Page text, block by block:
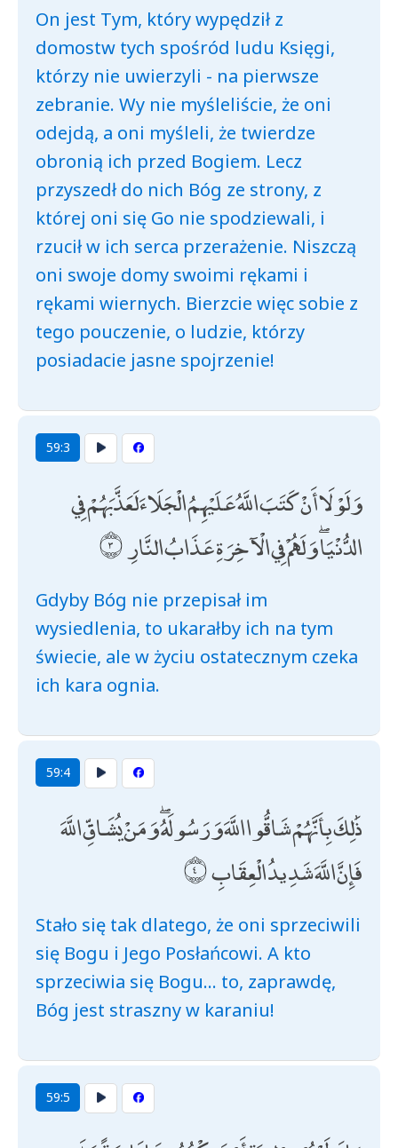
On jest Tym, który wypędził z
domostw tych spośród ludu Księgi,
którzy nie uwierzyli - na pierwsze
zebranie. Wy nie myśleliście, że oni
odejdą, a oni myśleli, że twierdze
obronią ich przed Bogiem. Lecz
przyszedł do nich Bóg ze strony, z
której oni się Go nie spodziewali, i
rzucił w ich serca przerażenie. Niszczą
oni swoje domy swoimi rękami i
rękami wiernych. Bierzcie więc sobie z
tego pouczenie, o ludzie, którzy
posiadacie jasne spojrzenie!
59:3
وَلَوْلَا أَنْ كَتَبَ اللَّهُ عَلَيْهِمُ الْجَلَاءَ لَعَذَّبَهُمْ فِي
الدُّنْيَا ۖ وَلَهُمْ فِي الْآخِرَةِ عَذَابُ النَّارِ
Gdyby Bóg nie przepisał im
wysiedlenia, to ukarałby ich na tym
świecie, ale w życiu ostatecznym czeka
ich kara ognia.
59:4
ذَٰلِكَ بِأَنَّهُمْ شَاقُّوا اللَّهَ وَرَسُولَهُ ۖ وَمَنْ يُشَاقِّ اللَّهَ
فَإِنَّ اللَّهَ شَدِيدُ الْعِقَابِ
Stało się tak dlatego, że oni sprzeciwili
się Bogu i Jego Posłańcowi. A kto
sprzeciwia się Bogu... to, zaprawdę,
Bóg jest straszny w karaniu!
59:5